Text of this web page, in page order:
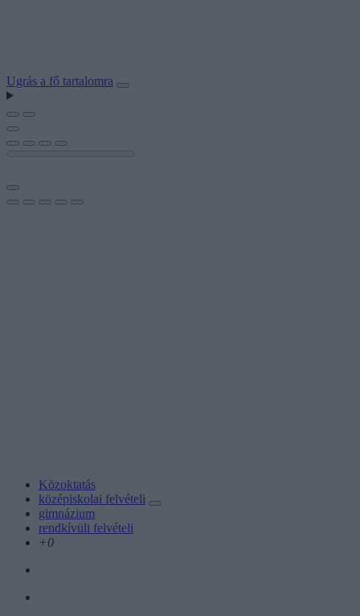
Ugrás a fő tartalomra
Közoktatás
középiskolai felvételi
gimnázium
rendkívüli felvételi
+0